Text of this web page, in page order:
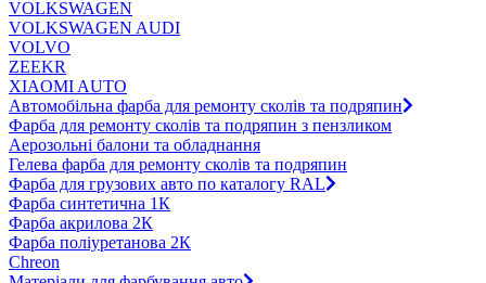
VOLKSWAGEN
VOLKSWAGEN AUDI
VOLVO
ZEEKR
XIAOMI AUTO
Автомобільна фарба для ремонту сколів та подряпин
Фарба для ремонту сколів та подряпин з пензликом
Аерозольні балони та обладнання
Гелева фарба для ремонту сколів та подряпин
Фарба для грузових авто по каталогу RAL
Фарба синтетична 1К
Фарба акрилова 2К
Фарба поліуретанова 2К
Chreon